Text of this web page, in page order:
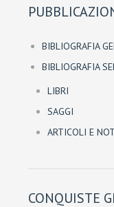
BIBLIOGRAFIA
BIBLIOGRAFIA
LIBRI
SAGGI
ARTICOLI E
CONQUISTE